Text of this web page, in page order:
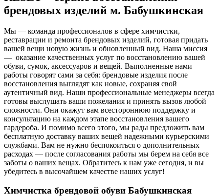
брендовых изделий м. Бабушкинская
Мы — команда профессионалов в сфере химчистки,
реставрации и ремонта брендовых изделий, готовая придать
вашей вещи новую жизнь и обновленный вид. Наша миссия
— оказание качественных услуг по восстановлению вашей
обуви, сумок, аксессуаров и вещей. Выполненные нами
работы говорят сами за себя: брендовые изделия после
восстановления выглядят как новые, сохраняя свой
аутентичный вид. Наши профессиональные менеджеры всегда
готовы выслушать ваши пожелания и принять вызов любой
сложности. Они окажут вам всестороннюю поддержку и
консультацию на каждом этапе восстановления вашего
гардероба. И помимо всего этого, мы рады предложить вам
бесплатную доставку ваших вещей надежными курьерскими
службами. Вам не нужно беспокоиться о дополнительных
расходах — после согласования работы мы берем на себя все
заботы о ваших вещах. Обратитесь к нам уже сегодня, и вы
убедитесь в высочайшем качестве наших услуг!
Химчистка брендовой обуви Бабушкинская